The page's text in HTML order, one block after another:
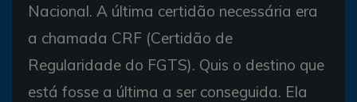
Nacional. A última certidão necessária era
a chamada CRF (Certidão de
Regularidade do FGTS). Quis o destino que
está fosse a última a ser conseguida. Ela